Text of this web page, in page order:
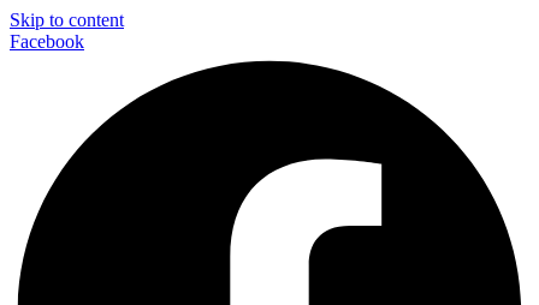
Skip to content
Facebook